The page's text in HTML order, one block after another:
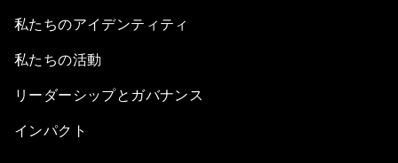
私たちのアイデンティティ
私たちの活動
リーダーシップとガバナンス
インパクト